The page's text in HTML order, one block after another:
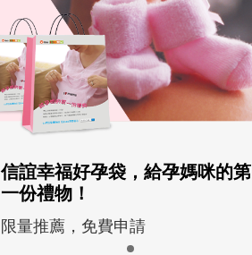
信誼幸福好孕袋，給孕媽咪的第
一份禮物！
限量推薦，免費申請